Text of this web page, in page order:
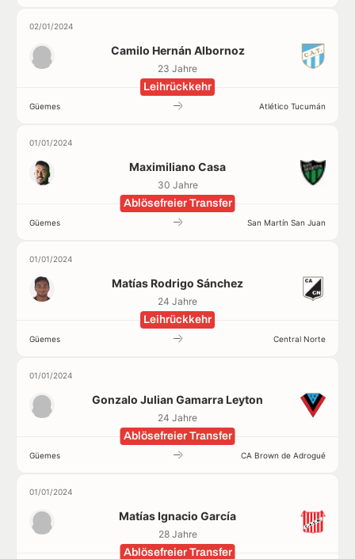
02/01/2024
Camilo Hernán Albornoz
23 Jahre
Leihrückkehr
Güemes Atlético Tucumán
01/01/2024
Maximiliano Casa
30 Jahre
Ablösefreier Transfer
Güemes San Martín San Juan
01/01/2024
Matías Rodrigo Sánchez
24 Jahre
Leihrückkehr
Güemes Central Norte
01/01/2024
Gonzalo Julian Gamarra Leyton
24 Jahre
Ablösefreier Transfer
Güemes CA Brown de Adrogué
01/01/2024
Matías Ignacio García
28 Jahre
Ablösefreier Transfer